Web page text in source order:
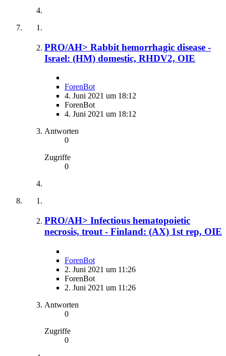
PRO/AH> Rabbit hemorrhagic disease -
Israel: (HM) domestic, RHDV2, OIE
ForenBot
4. Juni 2021 um 18:12
ForenBot
4. Juni 2021 um 18:12
Antworten
0
Zugriffe
0
PRO/AH> Infectious hematopoietic
necrosis, trout - Finland: (AX) 1st rep, OIE
ForenBot
2. Juni 2021 um 11:26
ForenBot
2. Juni 2021 um 11:26
Antworten
0
Zugriffe
0